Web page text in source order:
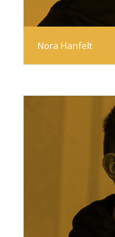
Nora Hanfelt